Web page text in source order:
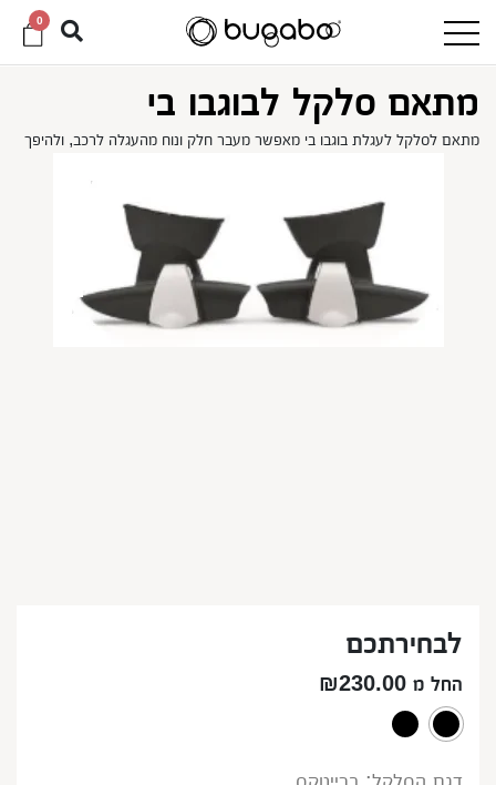
0
מתאם סלקל לבוגבו בי
מתאם לסלקל לעגלת בוגבו בי מאפשר מעבר חלק ונוח מהעגלה לרכב, ולהיפך
לבחירתכם
החל מ ₪230.00